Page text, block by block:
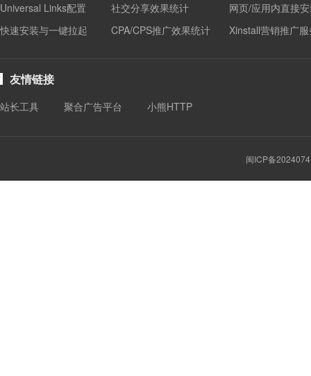
Universal Links配置
快速安装与一键拉起
社交分享效果统计
网页/应用内直接
CPA/CPS推广效果统计
Xinstall营销推广
友情链接
站长工具 聚合广告平台 小熊HTTP
闽ICP备